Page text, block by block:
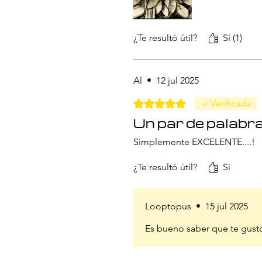
¿Te resultó útil? Sí (1)
Al • 12 jul 2025
Obtuvo 5 de 5 estrellas.Verificada
Un par de
Simplemente EXCELENTE....!
¿Te resultó útil? Sí
Looptopus • 15 jul 2025
Es bueno saber que te